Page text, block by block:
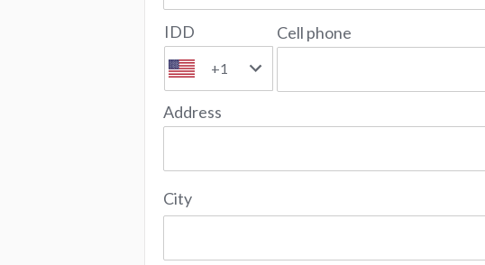
IDD
+1
Cell phone
Address
City